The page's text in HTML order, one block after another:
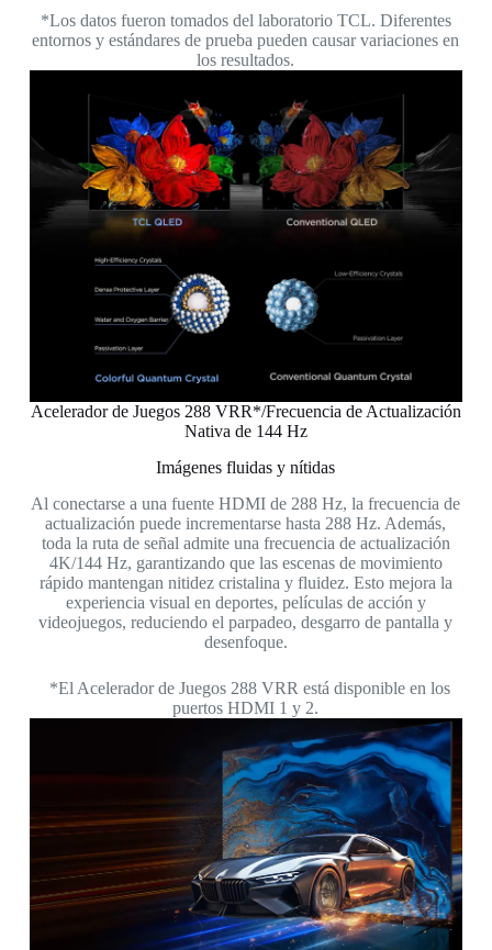
*Los datos fueron tomados del laboratorio TCL. Diferentes
entornos y estándares de prueba pueden causar variaciones en
los resultados.
Acelerador de Juegos 288 VRR*/Frecuencia de Actualización
Nativa de 144 Hz
Imágenes fluidas y nítidas
Al conectarse a una fuente HDMI de 288 Hz, la frecuencia de
actualización puede incrementarse hasta 288 Hz. Además,
toda la ruta de señal admite una frecuencia de actualización
4K/144 Hz, garantizando que las escenas de movimiento
rápido mantengan nitidez cristalina y fluidez. Esto mejora la
experiencia visual en deportes, películas de acción y
videojuegos, reduciendo el parpadeo, desgarro de pantalla y
desenfoque.
*El Acelerador de Juegos 288 VRR está disponible en los
puertos HDMI 1 y 2.